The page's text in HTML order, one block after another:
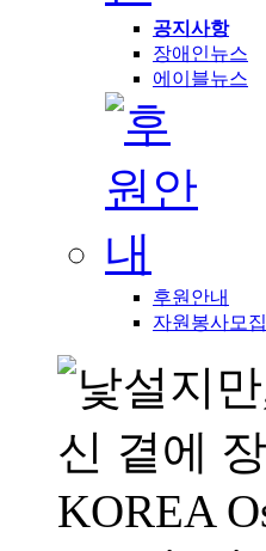
공지사항
장애인뉴스
에이블뉴스
후원안내
자원봉사모집